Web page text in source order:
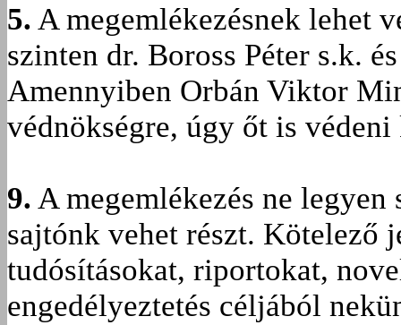
5. A megemlékezésnek lehet
szinten dr. Boross Péter s.k.
Amennyiben Orbán Viktor
védnökségre, úgy őt is
9. A megemlékezés ne
sajtónk vehet részt. Kötelező
tudósításokat, riportokat,
engedélyeztetés céljából